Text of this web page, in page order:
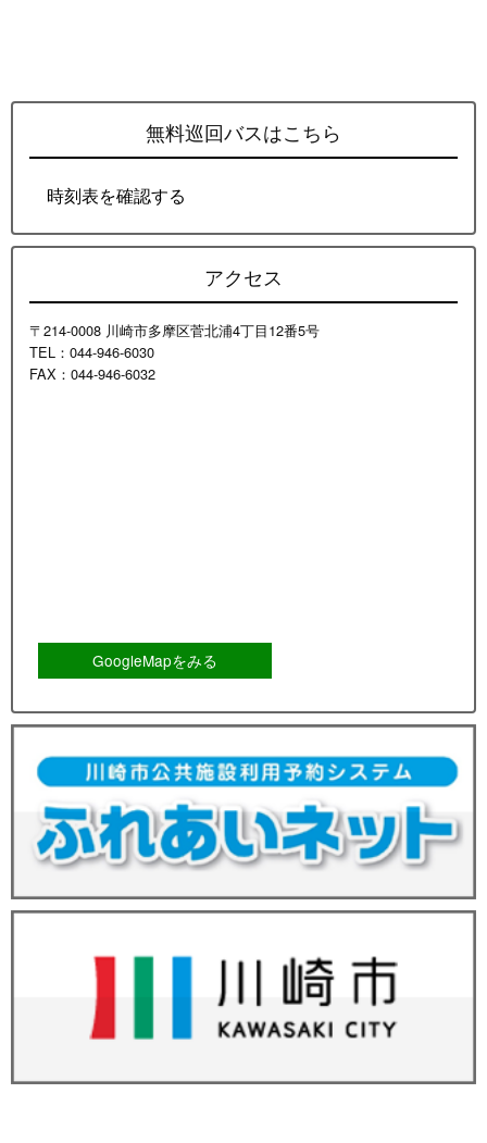
無料巡回バスはこちら
時刻表を確認する
アクセス
〒214-0008 川崎市多摩区菅北浦4丁目12番5号
TEL：044-946-6030
FAX：044-946-6032
GoogleMapをみる